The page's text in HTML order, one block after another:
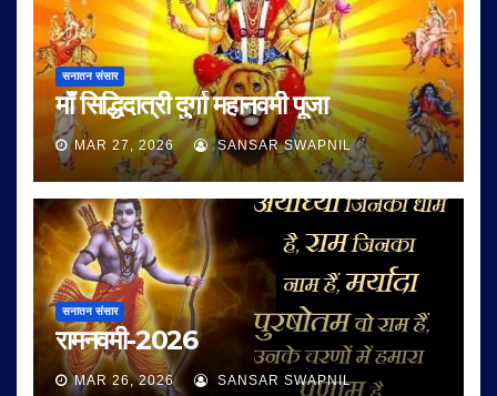
सनातन संसार
माँ सिद्धिदात्री दुर्गा महानवमी पूजा
MAR 27, 2026 SANSAR SWAPNIL
सनातन संसार
रामनवमी-2026
MAR 26, 2026 SANSAR SWAPNIL